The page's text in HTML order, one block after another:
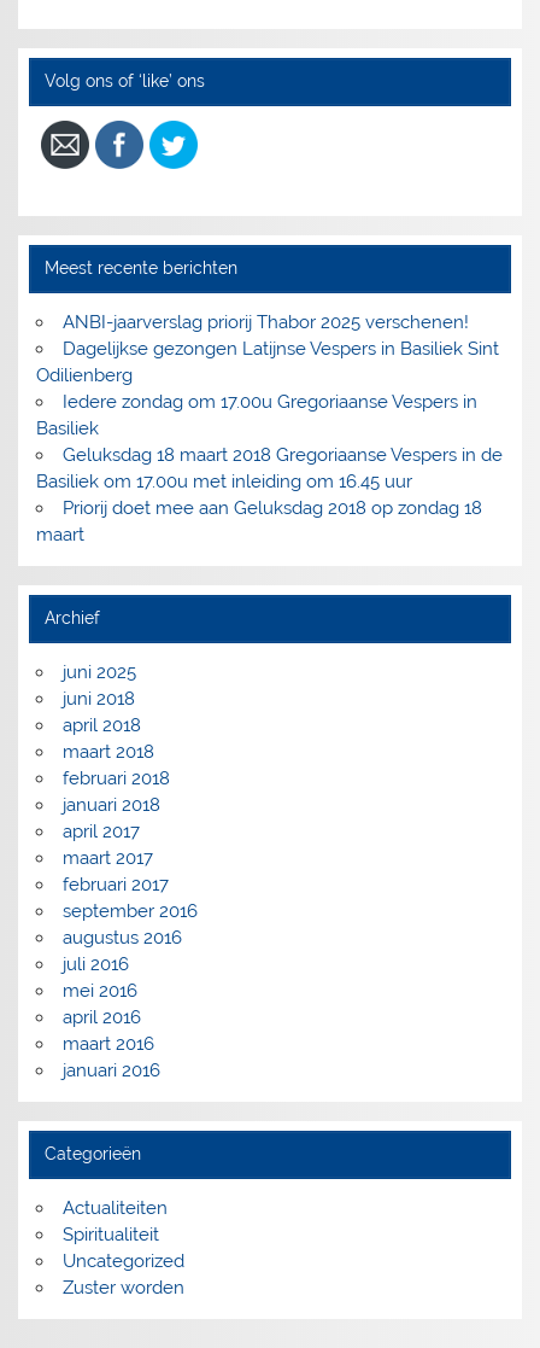
Volg ons of ‘like’ ons
Meest recente berichten
ANBI-jaarverslag priorij Thabor 2025 verschenen!
Dagelijkse gezongen Latijnse Vespers in Basiliek Sint
Odilienberg
Iedere zondag om 17.00u Gregoriaanse Vespers in
Basiliek
Geluksdag 18 maart 2018 Gregoriaanse Vespers in de
Basiliek om 17.00u met inleiding om 16.45 uur
Priorij doet mee aan Geluksdag 2018 op zondag 18
maart
Archief
juni 2025
juni 2018
april 2018
maart 2018
februari 2018
januari 2018
april 2017
maart 2017
februari 2017
september 2016
augustus 2016
juli 2016
mei 2016
april 2016
maart 2016
januari 2016
Categorieën
Actualiteiten
Spiritualiteit
Uncategorized
Zuster worden